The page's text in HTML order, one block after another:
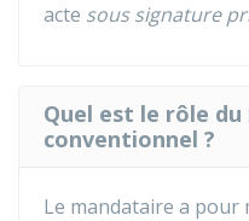
acte sous signature
Quel est le rôle
conventionnel ?
Le mandataire a pour